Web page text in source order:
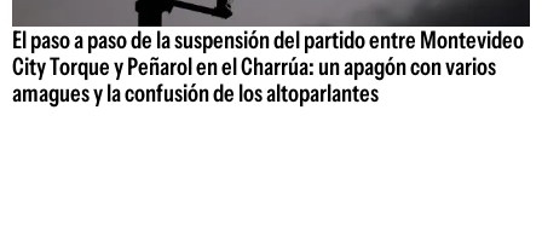
El paso a paso de la suspensión del partido entre Montevideo
City Torque y Peñarol en el Charrúa: un apagón con varios
amagues y la confusión de los altoparlantes